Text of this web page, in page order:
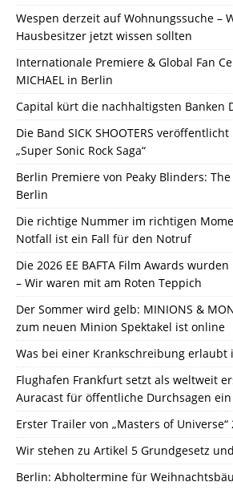
Wespen derzeit auf Wohnungssuche –
Hausbesitzer jetzt wissen sollten
Internationale Premiere & Global Fan
MICHAEL in Berlin
Capital kürt die nachhaltigsten Banken
Die Band SICK SHOOTERS
„Super Sonic Rock Saga“
Berlin Premiere von Peaky Blinders:
Berlin
Die richtige Nummer im richtigen
Notfall ist ein Fall für den Notruf
Die 2026 EE BAFTA Film Awards
– Wir waren mit am Roten Teppich
Der Sommer wird gelb: MINIONS &
zum neuen Minion Spektakel ist online
Was bei einer Krankschreibung erlaubt
Flughafen Frankfurt setzt als weltweit
Auracast für öffentliche Durchsagen ein
Erster Trailer von „Masters of Universe“
Wir stehen zu Artikel 5 Grundgesetz
Berlin: Abholtermine für